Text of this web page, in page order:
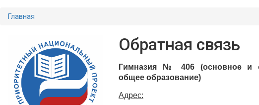
Главная
Обратная связь
Гимназия № 406 (основное и
общее образование)
Адрес: